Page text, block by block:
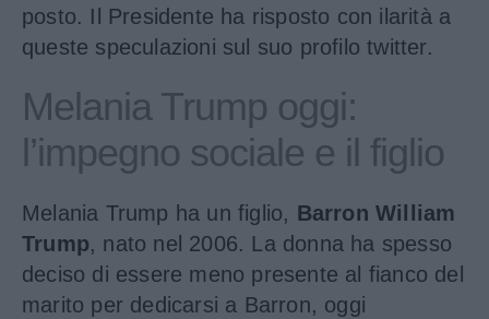
posto. Il Presidente ha risposto con ilarità a
queste speculazioni sul suo profilo twitter.
Melania Trump oggi:
l’impegno sociale e il figlio
Melania Trump ha un figlio, Barron William
Trump, nato nel 2006. La donna ha spesso
deciso di essere meno presente al fianco del
marito per dedicarsi a Barron, oggi